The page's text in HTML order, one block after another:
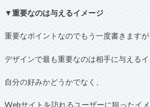
▼重要なのは与えるイメージ
重要なポイントなのでもう一度書きますが
デザインで最も重要なのは相手に与えるイ
自分の好みかどうかでなく、
Webサイトを訪れるユーザーに狙ったイ